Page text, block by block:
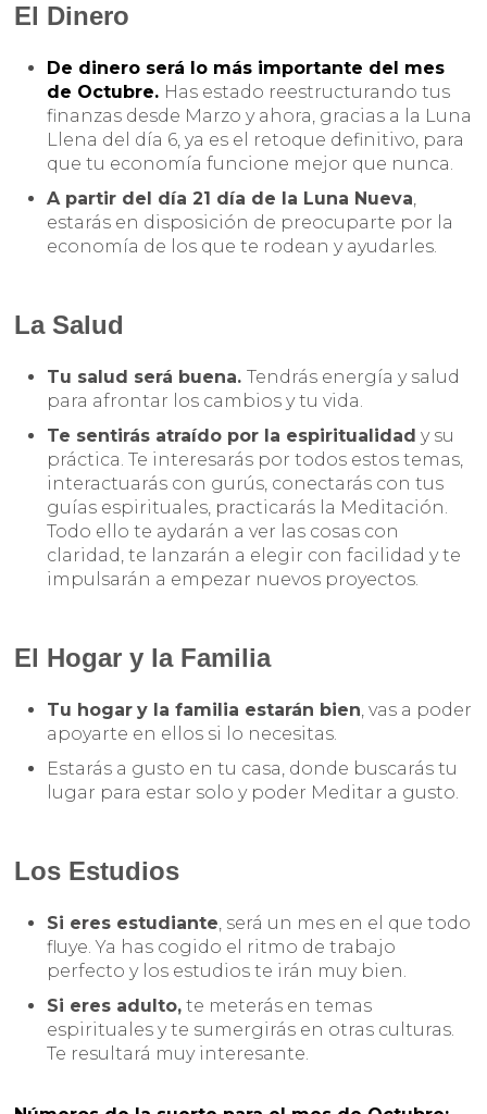
El Dinero
De dinero será lo más importante del mes
de Octubre. Has estado reestructurando tus
finanzas desde Marzo y ahora, gracias a la Luna
Llena del día 6, ya es el retoque definitivo, para
que tu economía funcione mejor que nunca.
A partir del día 21 día de la Luna Nueva,
estarás en disposición de preocuparte por la
economía de los que te rodean y ayudarles.
La Salud
Tu salud será buena.Tendrás energía y salud
para afrontar los cambios y tu vida.
Te sentirás atraído por la espiritualidad y su
práctica. Te interesarás por todos estos temas,
interactuarás con gurús, conectarás con tus
guías espirituales, practicarás la Meditación.
Todo ello te aydarán a ver las cosas con
claridad, te lanzarán a elegir con facilidad y te
impulsarán a empezar nuevos proyectos.
El Hogar y la Familia
Tu hogar y la familia estarán bien, vas a poder
apoyarte en ellos si lo necesitas.
Estarás a gusto en tu casa, donde buscarás tu
lugar para estar solo y poder Meditar a gusto.
Los Estudios
Si eres estudiante, será un mes en el que todo
fluye. Ya has cogido el ritmo de trabajo
perfecto y los estudios te irán muy bien.
Si eres adulto, te meterás en temas
espirituales y te sumergirás en otras culturas.
Te resultará muy interesante.